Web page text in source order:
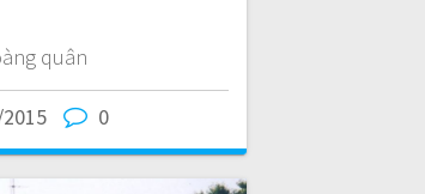
quân
0